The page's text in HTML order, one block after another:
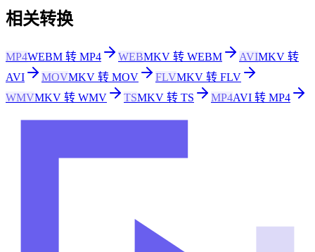
相关转换
MP4WEBM 转 MP4 WEBMKV 转 WEBM AVIMKV 转
AVI
MOVMKV 转 MOV FLVMKV 转 FLV
WMVMKV 转 WMV TSMKV 转 TS MP4AVI 转 MP4